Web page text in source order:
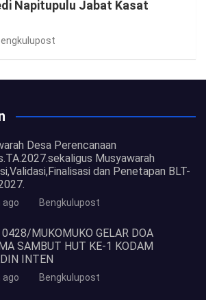
Napitupulu Jabat Kasat
Desa Perencanaan
Musyawarah
dan Penetapan BLT-
ago Bengkulupost
MUKOMUKO GELAR DOA
SAMBUT HUT KE-1 KODAM
INTEN
ago Bengkulupost